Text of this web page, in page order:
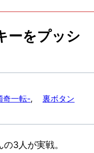
ーをプッシ
奇一転-, 裏ボタン
3人が実戦。